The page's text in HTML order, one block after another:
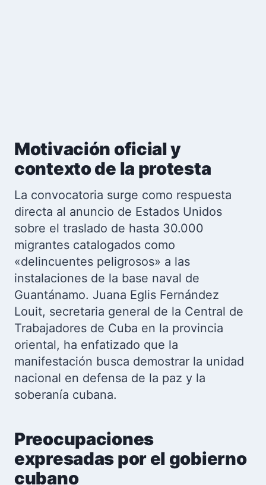
Motivación oficial y
contexto de la protesta
La convocatoria surge como respuesta
directa al anuncio de Estados Unidos
sobre el traslado de hasta 30.000
migrantes catalogados como
«delincuentes peligrosos» a las
instalaciones de la base naval de
Guantánamo. Juana Eglis Fernández
Louit, secretaria general de la Central de
Trabajadores de Cuba en la provincia
oriental, ha enfatizado que la
manifestación busca demostrar la unidad
nacional en defensa de la paz y la
soberanía cubana.
Preocupaciones
expresadas por el gobierno
cubano